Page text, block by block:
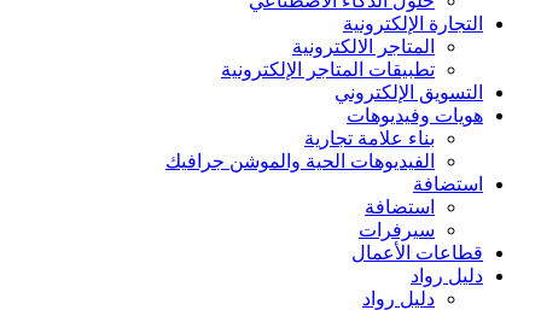
التجارة الإلكترونية
المتاجر الالكترونية
تطبيقات المتاجر الإلكترونية
التسويق الإلكتروني
هويات وفيديوهات
بناء علامة تجارية
الفيديوهات الحية والموشن جرافيك
استضافة
استضافة
سيرفرات
قطاعات الأعمال
دليل رواد
دليل رواد